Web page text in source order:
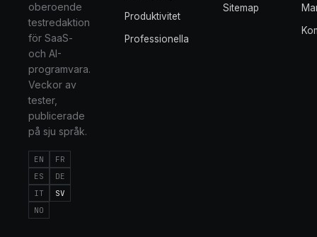
oberoende
testredaktion
för SaaS-
och AI-
programvara.
Veckor av
tester,
publicerade
på sju språk.
EN
FR
ES
DE
IT
SV
NO
Produktivitet
Professionella
Sitemap